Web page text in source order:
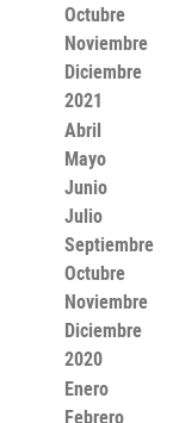
Octubre
Noviembre
Diciembre
2021
Abril
Mayo
Junio
Julio
Septiembre
Octubre
Noviembre
Diciembre
2020
Enero
Febrero